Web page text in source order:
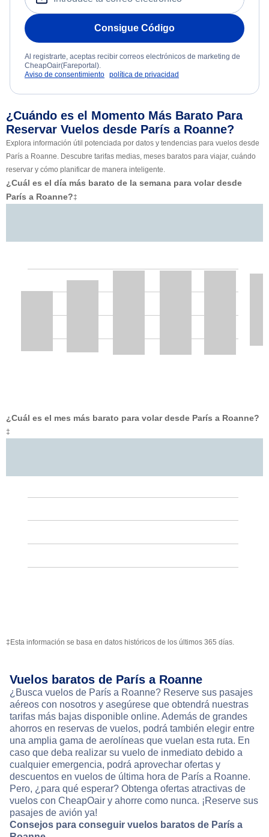
Consigue Código
Al registrarte, aceptas recibir correos electrónicos de marketing de
CheapOair(Fareportal).
Aviso de consentimiento política de privacidad
¿Cuándo es el Momento Más Barato Para
Reservar Vuelos desde París a Roanne?
Explora información útil potenciada por datos y tendencias para vuelos desde
París a Roanne. Descubre tarifas medias, meses baratos para viajar, cuándo
reservar y cómo planificar de manera inteligente.
¿Cuál es el día más barato de la semana para volar desde
París a Roanne?‡
¿Cuál es el mes más barato para volar desde París a Roanne?
‡
‡Esta información se basa en datos históricos de los últimos 365 días.
Vuelos baratos de París a Roanne
¿Busca vuelos de París a Roanne? Reserve sus pasajes
aéreos con nosotros y asegúrese que obtendrá nuestras
tarifas más bajas disponible online. Además de grandes
ahorros en reservas de vuelos, podrá también elegir entre
una amplia gama de aerolíneas que vuelan esta ruta. En
caso que deba realizar su vuelo de inmediato debido a
cualquier emergencia, podrá aprovechar ofertas y
descuentos en vuelos de última hora de París a Roanne.
Pero, ¿para qué esperar? Obtenga ofertas atractivas de
vuelos con CheapOair y ahorre como nunca. ¡Reserve sus
pasajes de avión ya!
Consejos para conseguir vuelos baratos de París a